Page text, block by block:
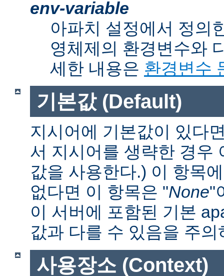
env-variable
아파치 설정에서 정의
영체제의 환경변수와
세한 내용은 환경변수
기본값 (Default)
지시어에 기본값이 있다
서 지시어를 생략한 경우
값을 사용한다.) 이 항목
없다면 이 항목은 "None"
이 서버에 포함된 기본
값과 다를 수 있음을 주의
사용장소 (Context)